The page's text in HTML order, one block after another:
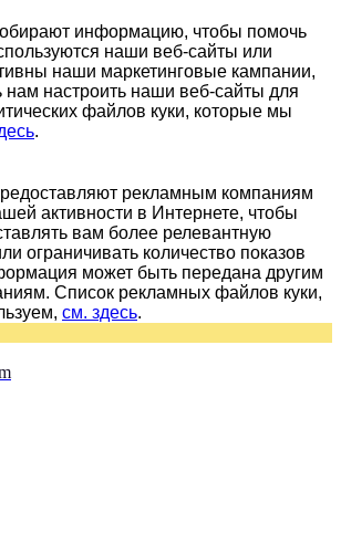
информацию, чтобы помочь
наши веб-сайты или
наши маркетинговые кампании,
нам настроить наши веб-сайты для
файлов куки, которые мы
.
рекламным компаниям
активности в Интернете, чтобы
вам более релевантную
ограничивать количество показов
может быть передана другим
Список рекламных файлов куки,
см. здесь.